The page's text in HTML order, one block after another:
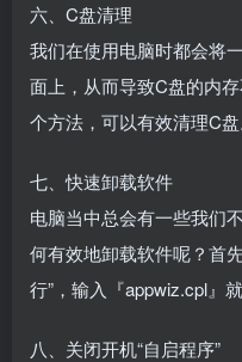
六、C盘清理
我们在使用电脑时都会将
面上，从而导致C盘的内
个方法，可以有效清理C盘
七、快速卸载软件
电脑当中总会有一些我们
何有效地卸载软件呢？首
行”，输入『appwiz.cpl』
八、关闭开机“自启程序”